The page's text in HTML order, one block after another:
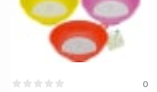
0